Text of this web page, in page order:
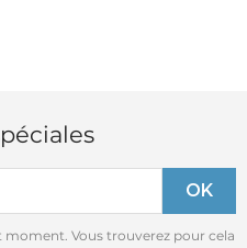
Vous trouverez pour cela